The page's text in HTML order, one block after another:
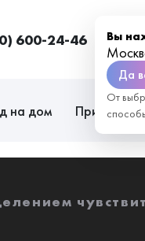
600-24-46 Вы
От
на дом Приём